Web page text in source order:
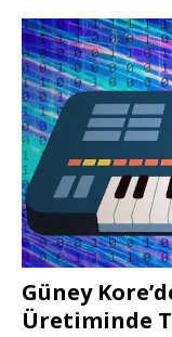
Güney
Üretiminde